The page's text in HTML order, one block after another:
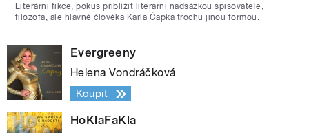
Literární fikce, pokus přiblížit literární nadsázkou spisovatele,
filozofa, ale hlavně člověka Karla Čapka trochu jinou formou.
Evergreeny
Helena Vondráčková
Koupit
HoKlaFaKla